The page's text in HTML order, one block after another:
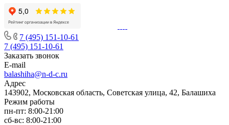
7 (495) 151-10-61
7 (495) 151-10-61
Заказать звонок
E-mail
balashiha@n-d-c.ru
Адрес
143902, Московская область, Советская улица, 42, Балашиха
Режим работы
пн-пт: 8:00-21:00
сб-вс: 8:00-21:00